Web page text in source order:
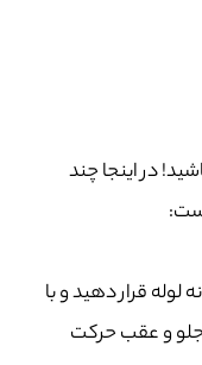
در اینجا چند
لوله قرار دهید و با
و عقب حرکت